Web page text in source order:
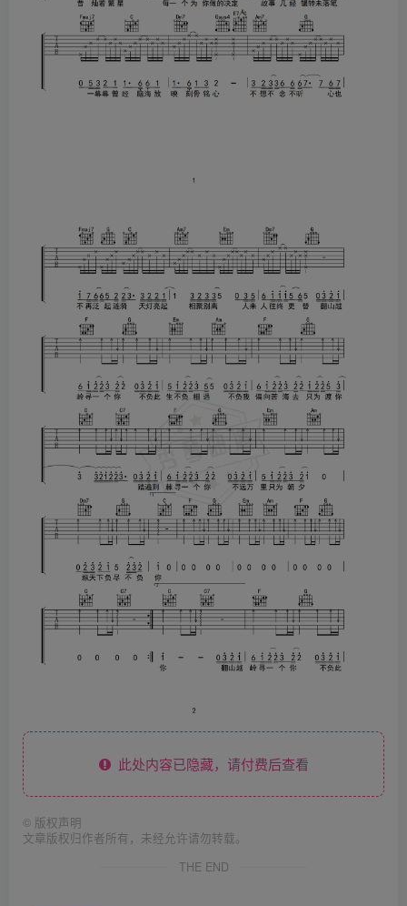
此处内容已隐藏，请付费后查看
© 版权声明
文章版权归作者所有，未经允许请勿转载。
THE END